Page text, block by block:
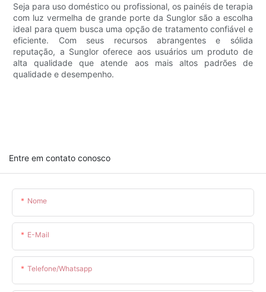
Seja para uso doméstico ou profissional, os painéis de terapia
com luz vermelha de grande porte da Sunglor são a escolha
ideal para quem busca uma opção de tratamento confiável e
eficiente. Com seus recursos abrangentes e sólida
reputação, a Sunglor oferece aos usuários um produto de
alta qualidade que atende aos mais altos padrões de
qualidade e desempenho.
Entre em contato conosco
Nome
E-Mail
Telefone/whatsapp